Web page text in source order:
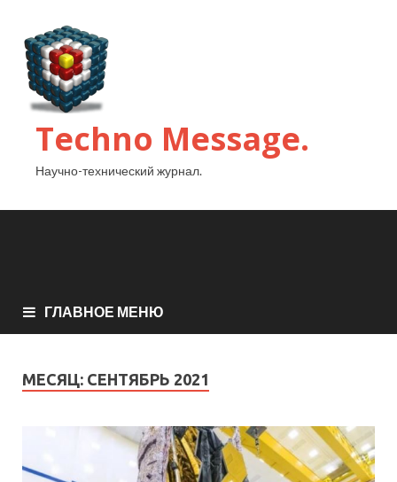
Techno Message.
Научно-технический журнал.
ГЛАВНОЕ МЕНЮ
МЕСЯЦ: СЕНТЯБРЬ 2021